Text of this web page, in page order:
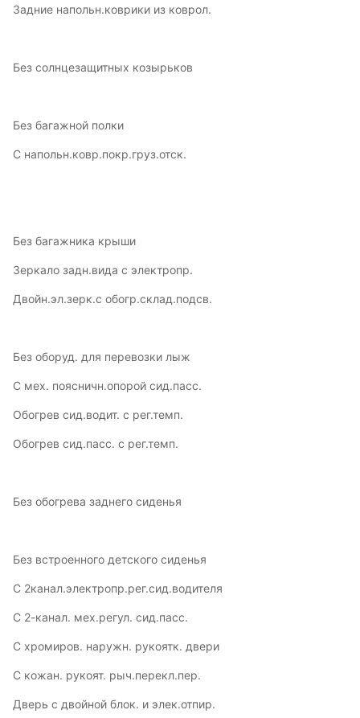
Задние напольн.коврики из коврол.
Без солнцезащитных козырьков
Без багажной полки
С напольн.ковр.покр.груз.отск.
Без багажника крыши
Зеркало задн.вида с электропр.
Двойн.эл.зерк.с обогр.склад.подсв.
Без оборуд. для перевозки лыж
С мех. поясничн.опорой сид.пасс.
Обогрев сид.водит. с рег.темп.
Обогрев сид.пасс. с рег.темп.
Без обогрева заднего сиденья
Без встроенного детского сиденья
С 2канал.электропр.рег.сид.водителя
С 2-канал. мех.регул. сид.пасс.
С хромиров. наружн. рукоятк. двери
С кожан. рукоят. рыч.перекл.пер.
Дверь с двойной блок. и элек.отпир.